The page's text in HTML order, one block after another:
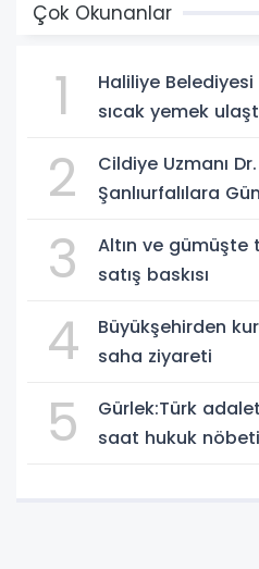
Çok Okunanlar
1
Haliliye
sıcak yemek
2
Cildiye Uzmanı
Şanlıurfalılara
3
Altın ve
satış baskısı
4
Büyükşehirden
saha ziyareti
5
Gürlek:Türk
saat hukuk